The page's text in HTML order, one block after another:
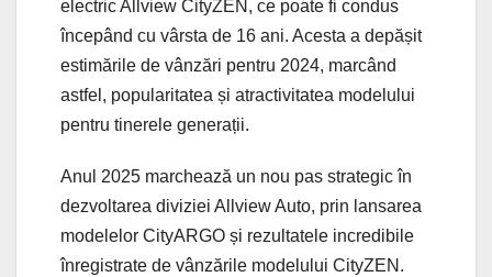
electric Allview CityZEN, ce poate fi condus
începând cu vârsta de 16 ani. Acesta a depășit
estimările de vânzări pentru 2024, marcând
astfel, popularitatea și atractivitatea modelului
pentru tinerele generații.
Anul 2025 marchează un nou pas strategic în
dezvoltarea diviziei Allview Auto, prin lansarea
modelelor CityARGO și rezultatele incredibile
înregistrate de vânzările modelului CityZEN.